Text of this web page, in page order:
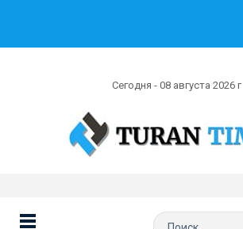
Сегодня - 08 августа 2026 г